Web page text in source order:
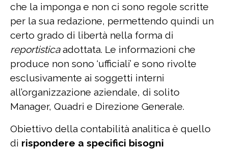
che la imponga e non ci sono regole scritte
per la sua redazione, permettendo quindi un
certo grado di libertà nella forma di
reportisticaadottata. Le informazioni che
produce non sono ‘ufficiali’ e sono rivolte
esclusivamente ai soggetti interni
all’organizzazione aziendale, di solito
Manager, Quadri e Direzione Generale.
Obiettivo della contabilità analitica è quello
di rispondere a specifici bisogni